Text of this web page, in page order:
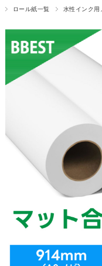
ロール紙一覧 水性インク用